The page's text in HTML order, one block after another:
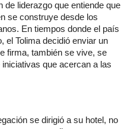
de liderazgo que entiende que
se construye desde los
En tiempos donde el país
el Tolima decidió enviar un
firma, también se vive, se
que acercan a las
se dirigió a su hotel, no